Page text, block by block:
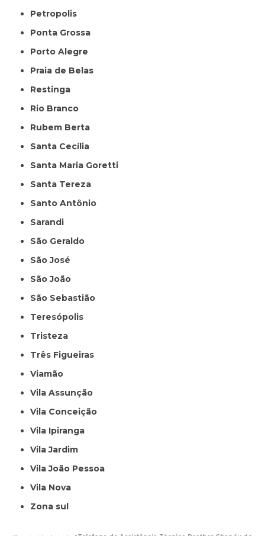
Petropolis
Ponta Grossa
Porto Alegre
Praia de Belas
Restinga
Rio Branco
Rubem Berta
Santa Cecília
Santa Maria Goretti
Santa Tereza
Santo Antônio
Sarandi
São Geraldo
São José
São João
São Sebastião
Teresópolis
Tristeza
Três Figueiras
Viamão
Vila Assunção
Vila Conceição
Vila Ipiranga
Vila Jardim
Vila João Pessoa
Vila Nova
Zona sul